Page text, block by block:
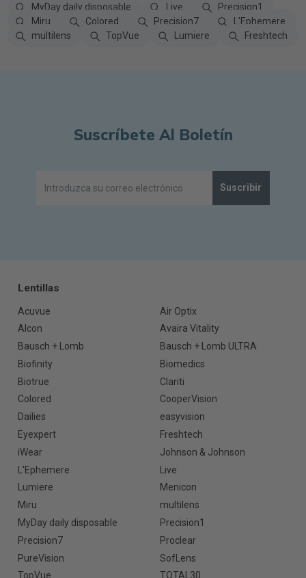
MyDay daily disposable
Live
Precision1
Miru
Colored Precision7
L'Ephemere
multilens
TopVue Lumiere Freshtech
Suscríbete Al Boletín
Suscribir
Lentillas
Acuvue
Air Optix
Alcon
Avaira Vitality
Bausch + Lomb
Bausch + Lomb ULTRA
Biofinity
Biomedics
Biotrue
Clariti
Colored
CooperVision
Dailies
easyvision
Eyexpert
Freshtech
iWear
Johnson & Johnson
L'Ephemere
Live
Lumiere
Menicon
Miru
multilens
MyDay daily disposable
Precision1
Precision7
Proclear
PureVision
SofLens
TopVue
TOTAL30